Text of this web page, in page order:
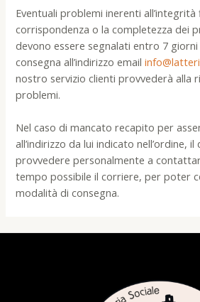
Eventuali problemi inerenti all’integrità
corrispondenza o la completezza dei
devono essere segnalati entro 7 giorni
consegna all’indirizzo email
nostro servizio clienti provvederà alla
problemi.
Nel caso di mancato recapito per
all’indirizzo da lui indicato nell’ordine,
provvedere personalmente a
tempo possibile il corriere, per poter
modalità di consegna.